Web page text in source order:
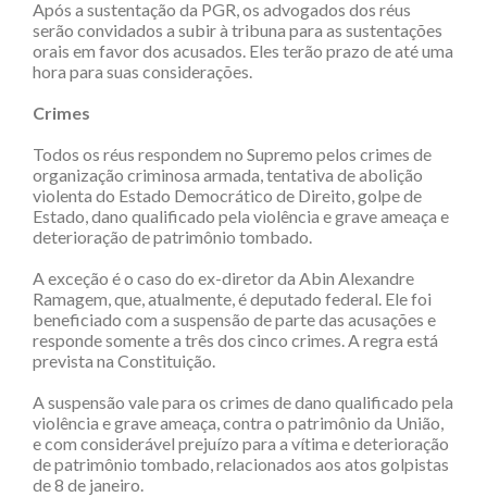
Após a sustentação da PGR, os advogados dos réus
serão convidados a subir à tribuna para as sustentações
orais em favor dos acusados. Eles terão prazo de até uma
hora para suas considerações.
Crimes
Todos os réus respondem no Supremo pelos crimes de
organização criminosa armada, tentativa de abolição
violenta do Estado Democrático de Direito, golpe de
Estado, dano qualificado pela violência e grave ameaça e
deterioração de patrimônio tombado.
A exceção é o caso do ex-diretor da Abin Alexandre
Ramagem, que, atualmente, é deputado federal. Ele foi
beneficiado com a suspensão de parte das acusações e
responde somente a três dos cinco crimes. A regra está
prevista na Constituição.
A suspensão vale para os crimes de dano qualificado pela
violência e grave ameaça, contra o patrimônio da União,
e com considerável prejuízo para a vítima e deterioração
de patrimônio tombado, relacionados aos atos golpistas
de 8 de janeiro.